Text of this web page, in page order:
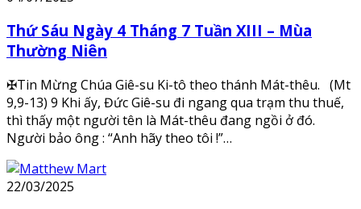
Thứ Sáu Ngày 4 Tháng 7 Tuần XIII – Mùa
Thường Niên
✠Tin Mừng Chúa Giê-su Ki-tô theo thánh Mát-thêu. (Mt
9,9-13) 9 Khi ấy, Đức Giê-su đi ngang qua trạm thu thuế,
thì thấy một người tên là Mát-thêu đang ngồi ở đó.
Người bảo ông : “Anh hãy theo tôi !”…
22/03/2025